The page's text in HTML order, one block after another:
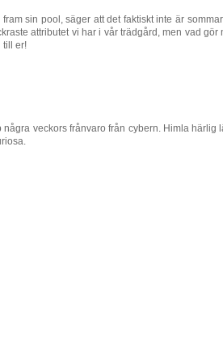
sin pool, säger att det faktiskt inte är
attributet vi har i vår trädgård, men vad gör
till er!
veckors frånvaro från cybern. Himla härlig